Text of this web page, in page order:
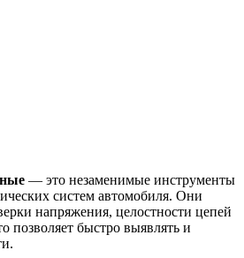
— это незаменимые инструменты
систем автомобиля. Они
напряжения, целостности цепей
позволяет быстро выявлять и